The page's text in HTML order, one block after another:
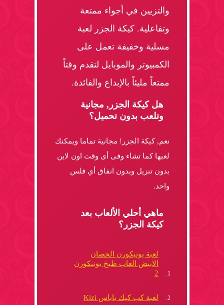
والتزيين في أجواء ممتعة
وتفاعلية. كيكة الجزر لعبة
مسلية وخفيفة تعمل على
الكمبيوتر والموبايل لتقدم وقتاً
ممتعاً مليئاً بالإبداع والفائدة.
هل كيكة الجزر, مجانية
وتلعب بدون تحميل؟
نعم, كيكة الجزر! مجانية تماما ويمكنك
لعبها كما تشاء وفى أى وقت اون لاين
بدون تنزيل وبدون انفاق أي فلس
واحد.
ماهي أحلي الألعاب بعد
كيكة الجزر؟
لعبة يونيكورن الحصان
الابيض العاب طبخ يونيكورن
2
لعبة كب كيك باباس Kizi